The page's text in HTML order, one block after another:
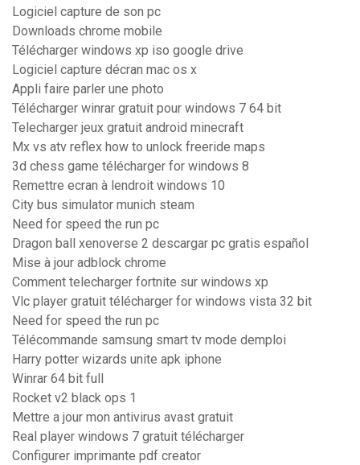
Logiciel capture de son pc
Downloads chrome mobile
Télécharger windows xp iso google drive
Logiciel capture décran mac os x
Appli faire parler une photo
Télécharger winrar gratuit pour windows 7 64 bit
Telecharger jeux gratuit android minecraft
Mx vs atv reflex how to unlock freeride maps
3d chess game télécharger for windows 8
Remettre ecran à lendroit windows 10
City bus simulator munich steam
Need for speed the run pc
Dragon ball xenoverse 2 descargar pc gratis español
Mise à jour adblock chrome
Comment telecharger fortnite sur windows xp
Vlc player gratuit télécharger for windows vista 32 bit
Need for speed the run pc
Télécommande samsung smart tv mode demploi
Harry potter wizards unite apk iphone
Winrar 64 bit full
Rocket v2 black ops 1
Mettre a jour mon antivirus avast gratuit
Real player windows 7 gratuit télécharger
Configurer imprimante pdf creator